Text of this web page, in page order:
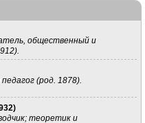
общественный и
(род. 1878).
)
теоретик и